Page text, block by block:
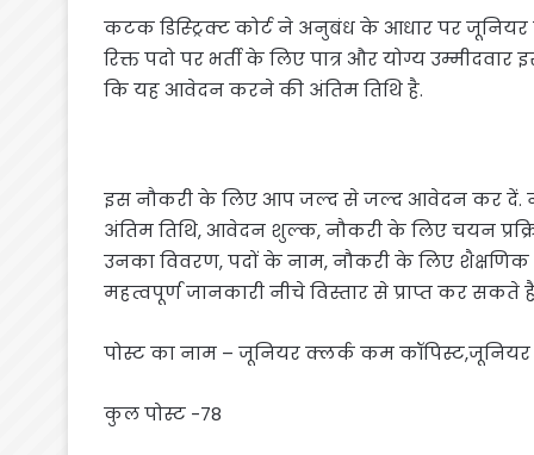
कटक डिस्ट्रिक्ट कोर्ट ने अनुबंध के आधार पर जूनियर
रिक्त पदो पर भर्ती के लिए पात्र और योग्य
कि यह आवेदन करने की अंतिम तिथि है.
इस नौकरी के लिए आप जल्द से जल्द आवेदन कर दें.
अंतिम तिथि, आवेदन शुल्क, नौकरी के लिए चयन
उनका विवरण, पदों के नाम, नौकरी के लिए
महत्वपूर्ण जानकारी नीचे विस्तार से प्राप्त कर सकते
पोस्ट का नाम – जूनियर क्लर्क कम कॉपिस्ट,जूनियर
कुल पोस्ट -78